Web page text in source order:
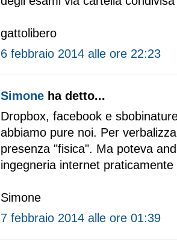
gattolibero
6 febbraio 2014 alle ore 22:23
Simone ha detto...
Dropbox, facebook e
abbiamo pure noi. Per
presenza "fisica". Ma poteva
ingegneria internet
Simone
7 febbraio 2014 alle ore 01:39